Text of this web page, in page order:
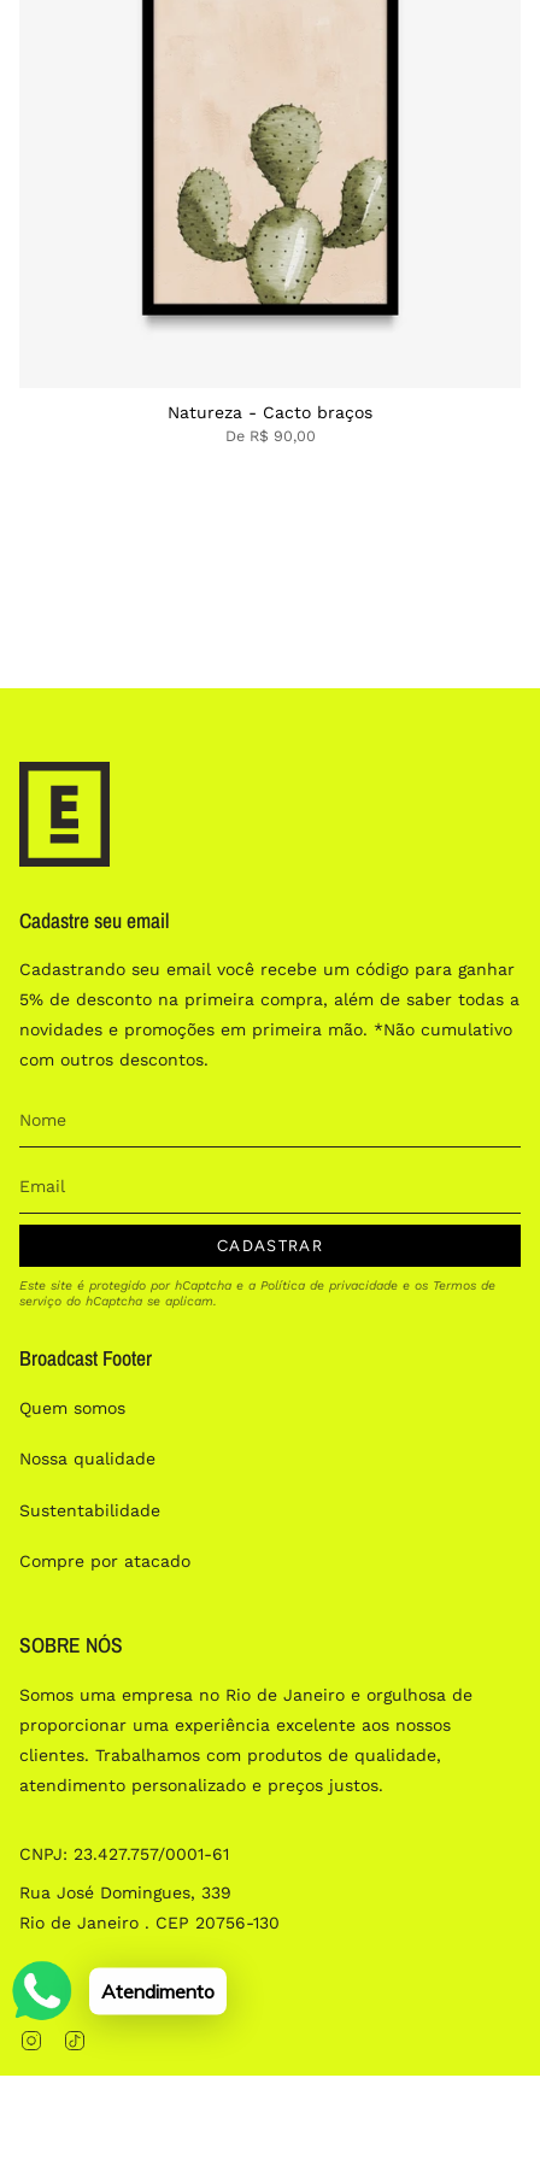
Natureza - Cacto braços
DeR$ 90,00
Cadastre seu email
Cadastrando seu email você recebe um código para ganhar
5% de desconto na primeira compra, além de saber todas a
novidades e promoções em primeira mão. *Não cumulativo
com outros descontos.
CADASTRAR
Este site é protegido por hCaptcha e a Política de privacidade e os Termos de
serviço do hCaptcha se aplicam.
Broadcast Footer
Quem somos
Nossa qualidade
Sustentabilidade
Compre por atacado
SOBRE NÓS
Somos uma empresa no Rio de Janeiro e orgulhosa de
proporcionar uma experiência excelente aos nossos
clientes. Trabalhamos com produtos de qualidade,
atendimento personalizado e preços justos.
CNPJ: 23.427.757/0001­-61
Rua José Domingues, 339
Rio de Janeiro . CEP 20756-130
Social
Instagram
Atendimento